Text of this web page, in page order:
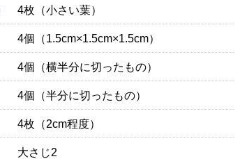
4枚（小さい葉）
4個（1.5cm×1.5cm×1.5cm）
4個（横半分に切ったもの）
4個（半分に切ったもの）
4枚（2cm程度）
大さじ2